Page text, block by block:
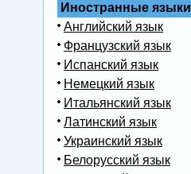
Иностранные языки
Английский язык
Французский язык
Испанский язык
Немецкий язык
Итальянский язык
Латинский язык
Украинский язык
Белорусский язык